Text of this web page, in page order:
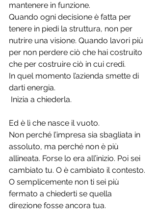
mantenere in funzione.
Quando ogni decisione è fatta per
tenere in piedi la struttura, non per
nutrire una visione. Quando lavori più
per non perdere ciò che hai costruito
che per costruire ciò in cui credi.
In quel momento l’azienda smette di
darti energia.
Inizia a chiederla.
Ed è lì che nasce il vuoto.
Non perché l’impresa sia sbagliata in
assoluto, ma perché non è più
allineata. Forse lo era all’inizio. Poi sei
cambiato tu. O è cambiato il contesto.
O semplicemente non ti sei più
fermato a chiederti se quella
direzione fosse ancora tua.